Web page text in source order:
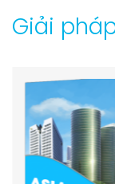
Giải